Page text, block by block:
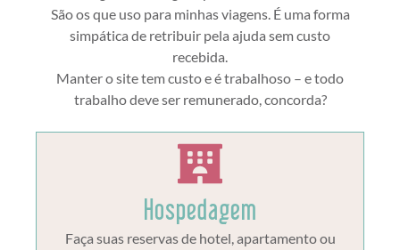
São os que uso para minhas viagens. É uma forma
simpática de retribuir pela ajuda sem custo
recebida.
Manter o site tem custo e é trabalhoso – e todo
trabalho deve ser remunerado, concorda?
Hospedagem
Faça suas reservas de hotel, apartamento ou